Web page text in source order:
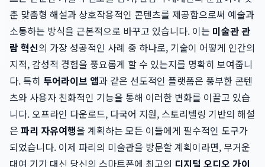
춘 맞춤형 해설과 상호작용적인 콘텐츠를 제공함으로써 예술과
소통하는 방식을 근본적으로 바꾸고 있습니다. 이는 미술관 관
람 혁신의 가장 성공적인 사례 중 하나로, 기술이 어떻게 인간의
지적, 감성적 경험을 풍요롭게 할 수 있는지를 명확히 보여줍니
다. 특히 투어라이브 앱과 같은 선도적인 플랫폼은 풍부한 콘텐
츠와 사용자 친화적인 기능을 통해 이러한 변화를 이끌고 있습
니다. 오프라인 다운로드, 다국어 지원, 스토리텔링 기반의 해설
은 파리 자유여행을 계획하는 모든 이들에게 필수적인 도구가
되었습니다. 이제 파리의 미술관을 방문할 계획이라면, 무거운
대여 기기 대신 당신의 스마트폰에 최고의 디지털 오디오 가이